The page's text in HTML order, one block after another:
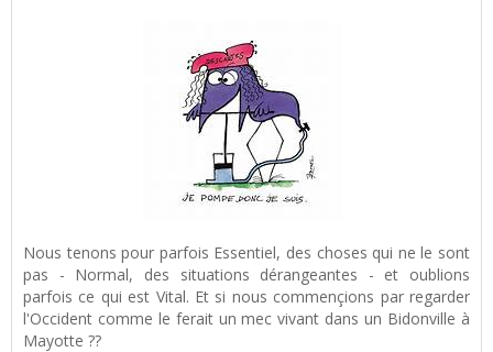
Nous tenons pour parfois Essentiel, des choses qui ne le sont
pas - Normal, des situations dérangeantes - et oublions
parfois ce qui est Vital. Et si nous commençions par regarder
l'Occident comme le ferait un mec vivant dans un Bidonville à
Mayotte ??